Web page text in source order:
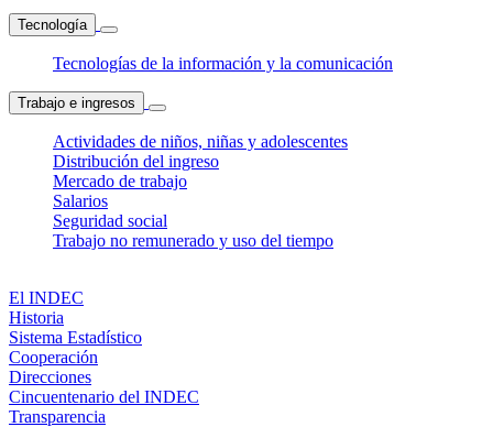
Tecnología
Tecnologías de la información y la comunicación
Trabajo e ingresos
Actividades de niños, niñas y adolescentes
Distribución del ingreso
Mercado de trabajo
Salarios
Seguridad social
Trabajo no remunerado y uso del tiempo
El INDEC
Historia
Sistema Estadístico
Cooperación
Direcciones
Cincuentenario del INDEC
Transparencia